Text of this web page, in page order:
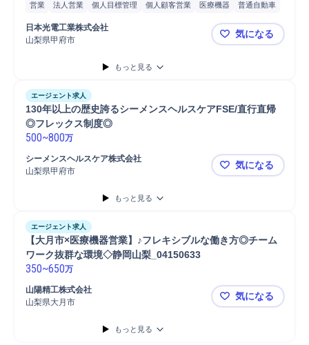
営業 法人営業 個人目標管理 個人顧客営業 医療機器 普通自動車
日本光電工業株式会社
山梨県甲府市
【山梨】東
気になる
もっと見る
エージェント求人
130年以上の歴史誇るシーメンスヘルスケアFSE/直行直帰
◎フレックス制度◎
500~800万
シーメンスヘルスケア株式会社
山梨県甲府市
130年以上
気になる
もっと見る
エージェント求人
【大月市×医療機器営業】♪フレキシブルな働き方◎チーム
ワーク抜群な環境◇静岡山梨_04150633
350~650万
山陽精工株式会社
山梨県大月市
【大月市×
気になる
もっと見る